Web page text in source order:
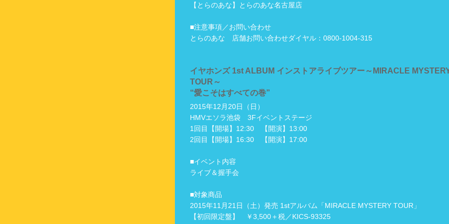
【とらのあな】とらのあな名古屋店
■注意事項／お問い合わせ
とらのあな 店舗お問い合わせダイヤル：0800-1004-315
イヤホンズ 1st ALBUM インストアライブツアー～MIRACLE
TOUR～
“愛こそはすべての巻”
2015年12月20日（日）
HMVエソラ池袋 3Fイベントステージ
1回目【開場】12:30 【開演】13:00
2回目【開場】16:30 【開演】17:00
■イベント内容
ライブ＆握手会
■対象商品
2015年11月21日（土）発売 1stアルバム「MIRACLE MYSTERY TOUR」
【初回限定盤】 ￥3,500＋税／KICS-93325